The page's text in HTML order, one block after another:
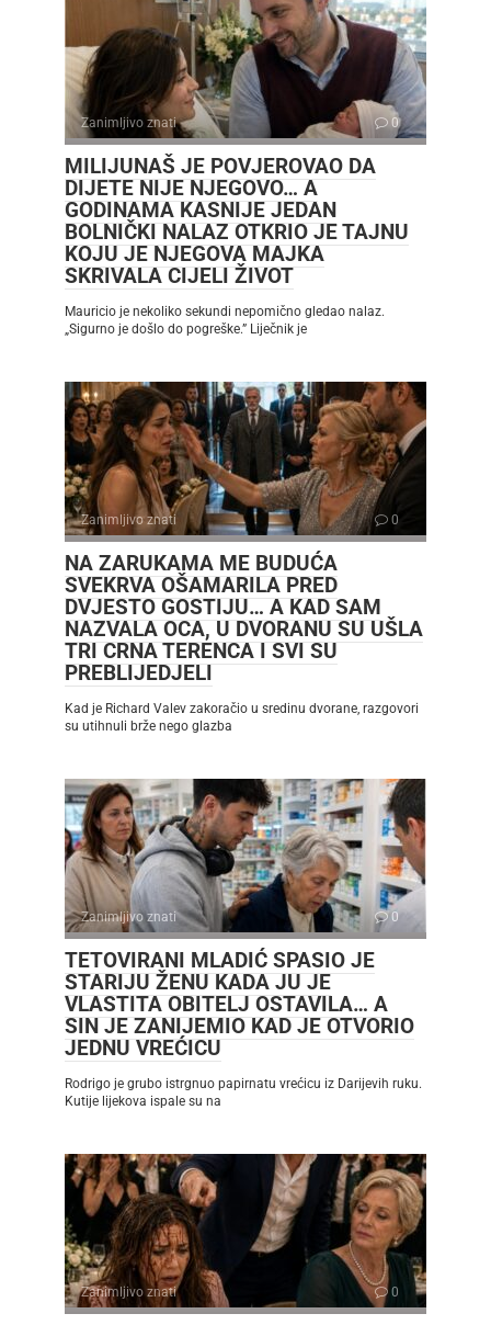
Zanimljivo znati 0
MILIJUNAŠ JE POVJEROVAO DA
DIJETE NIJE NJEGOVO… A
GODINAMA KASNIJE JEDAN
BOLNIČKI NALAZ OTKRIO JE TAJNU
KOJU JE NJEGOVA MAJKA
SKRIVALA CIJELI ŽIVOT
Mauricio je nekoliko sekundi nepomično gledao nalaz.
„Sigurno je došlo do pogreške.” Liječnik je
Zanimljivo znati 0
NA ZARUKAMA ME BUDUĆA
SVEKRVA OŠAMARILA PRED
DVJESTO GOSTIJU… A KAD SAM
NAZVALA OCA, U DVORANU SU UŠLA
TRI CRNA TERENCA I SVI SU
PREBLIJEDJELI
Kad je Richard Valev zakoračio u sredinu dvorane, razgovori
su utihnuli brže nego glazba
Zanimljivo znati 0
TETOVIRANI MLADIĆ SPASIO JE
STARIJU ŽENU KADA JU JE
VLASTITA OBITELJ OSTAVILA… A
SIN JE ZANIJEMIO KAD JE OTVORIO
JEDNU VREĆICU
Rodrigo je grubo istrgnuo papirnatu vrećicu iz Darijevih ruku.
Kutije lijekova ispale su na
Zanimljivo znati 0